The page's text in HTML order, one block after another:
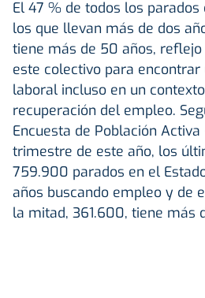
El 47 % de todos los
los que llevan más de dos
tiene más de 50 años,
este colectivo para encontrar
laboral incluso en un
recuperación del empleo.
Encuesta de Población
trimestre de este año, los
759.900 parados en el
años buscando empleo y de
la mitad, 361.600, tiene más